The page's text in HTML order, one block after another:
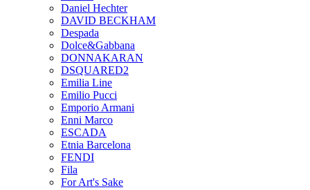
Daniel Hechter
DAVID BECKHAM
Despada
Dolce&Gabbana
DONNAKARAN
DSQUARED2
Emilia Line
Emilio Pucci
Emporio Armani
Enni Marco
ESCADA
Etnia Barcelona
FENDI
Fila
For Art's Sake